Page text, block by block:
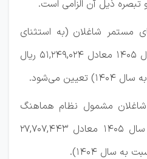
مستمر شاغلان (به استثنای
مشمولان قانون کار) در سال ۱۴۰5 معادل ۵۱,۲۴۹,۰۲۴ ریال
شاغلان مشمول نظام هماهنگ
پرداخت کارکنان دولت در سال ۱۴۰5 معادل ۲۷,۷۰۷,۴۴۳